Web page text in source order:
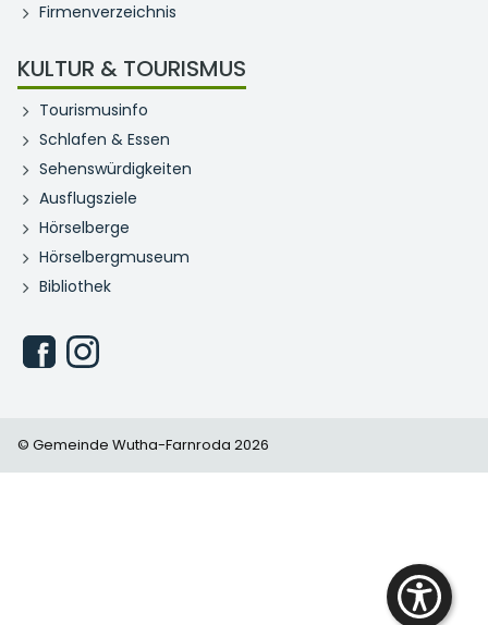
Firmenverzeichnis
KULTUR & TOURISMUS
Tourismusinfo
Schlafen & Essen
Sehenswürdigkeiten
Ausflugsziele
Hörselberge
Hörselbergmuseum
Bibliothek
© Gemeinde Wutha-Farnroda 2026